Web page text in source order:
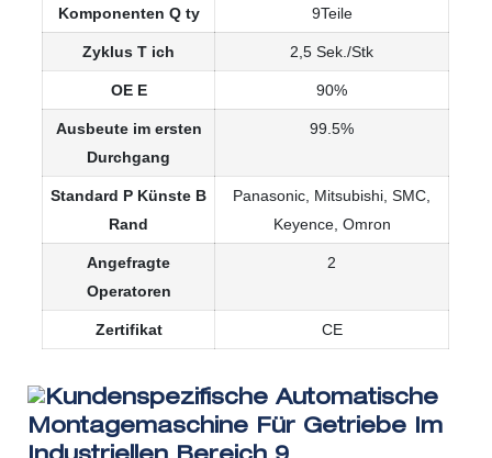
Komponenten Qty 9Teile
ZyklusT ich 2,5 Sek./Stk
OE E 90%
Ausbeute im ersten
Durchgang
99.5%
Standard P Künste B
Rand
Panasonic, Mitsubishi, SMC,
Keyence, Omron
Angefragte
Operatoren
2
Zertifikat CE